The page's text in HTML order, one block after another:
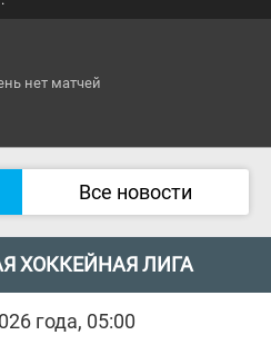
нет матчей
Все новости
ХОККЕЙНАЯ ЛИГА
года, 05:00